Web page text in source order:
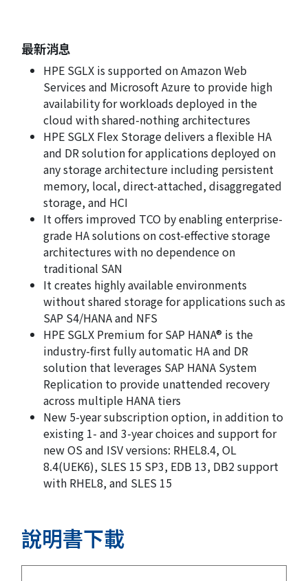
最新消息
HPE SGLX is supported on Amazon Web
Services and Microsoft Azure to provide high
availability for workloads deployed in the
cloud with shared-nothing architectures
HPE SGLX Flex Storage delivers a flexible HA
and DR solution for applications deployed on
any storage architecture including persistent
memory, local, direct-attached, disaggregated
storage, and HCI
It offers improved TCO by enabling enterprise-
grade HA solutions on cost-effective storage
architectures with no dependence on
traditional SAN
It creates highly available environments
without shared storage for applications such as
SAP S4/HANA and NFS
HPE SGLX Premium for SAP HANA® is the
industry-first fully automatic HA and DR
solution that leverages SAP HANA System
Replication to provide unattended recovery
across multiple HANA tiers
New 5-year subscription option, in addition to
existing 1- and 3-year choices and support for
new OS and ISV versions: RHEL8.4, OL
8.4(UEK6), SLES 15 SP3, EDB 13, DB2 support
with RHEL8, and SLES 15
說明書下載